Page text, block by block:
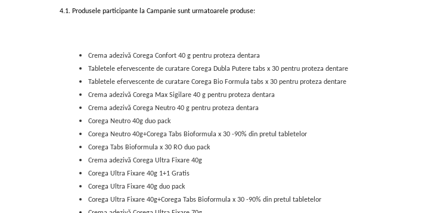
4.1. Produsele participante la Campanie sunt urmatoarele produse:
Crema adezivă Corega Confort 40 g pentru proteza dentara
Tabletele efervescente de curatare Corega Dubla Putere tabs x 30 pentru proteza dentare
Tabletele efervescente de curatare Corega Bio Formula tabs x 30 pentru proteza dentare
Crema adezivă Corega Max Sigilare 40 g pentru proteza dentara
Crema adezivă Corega Neutro 40 g pentru proteza dentara
Corega Neutro 40g duo pack
Corega Neutro 40g+Corega Tabs Bioformula x 30 -90% din pretul tabletelor
Corega Tabs Bioformula x 30 RO duo pack
Crema adezivă Corega Ultra Fixare 40g
Corega Ultra Fixare 40g 1+1 Gratis
Corega Ultra Fixare 40g duo pack
Corega Ultra Fixare 40g+Corega Tabs Bioformula x 30 -90% din pretul tabletelor